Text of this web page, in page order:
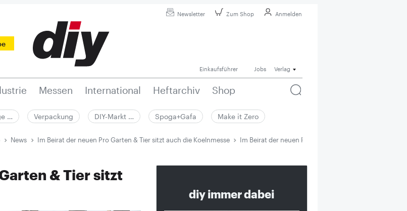
Newsletter Zum Shop Anmelden
Einkaufsführer Jobs Verlag
Messen International Heftarchiv Shop
… Verpackung DIY-Markt … Spoga+Gafa Make it Zero
News Im Beirat der neuen Pro Garten & Tier sitzt auch die Koelnmesse Im Beirat der neuen Pro Garten & Tier sitzt auch die
& Tier sitzt
diy immer dabei